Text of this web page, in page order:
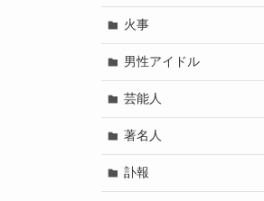
火事
男性アイドル
芸能人
著名人
訃報